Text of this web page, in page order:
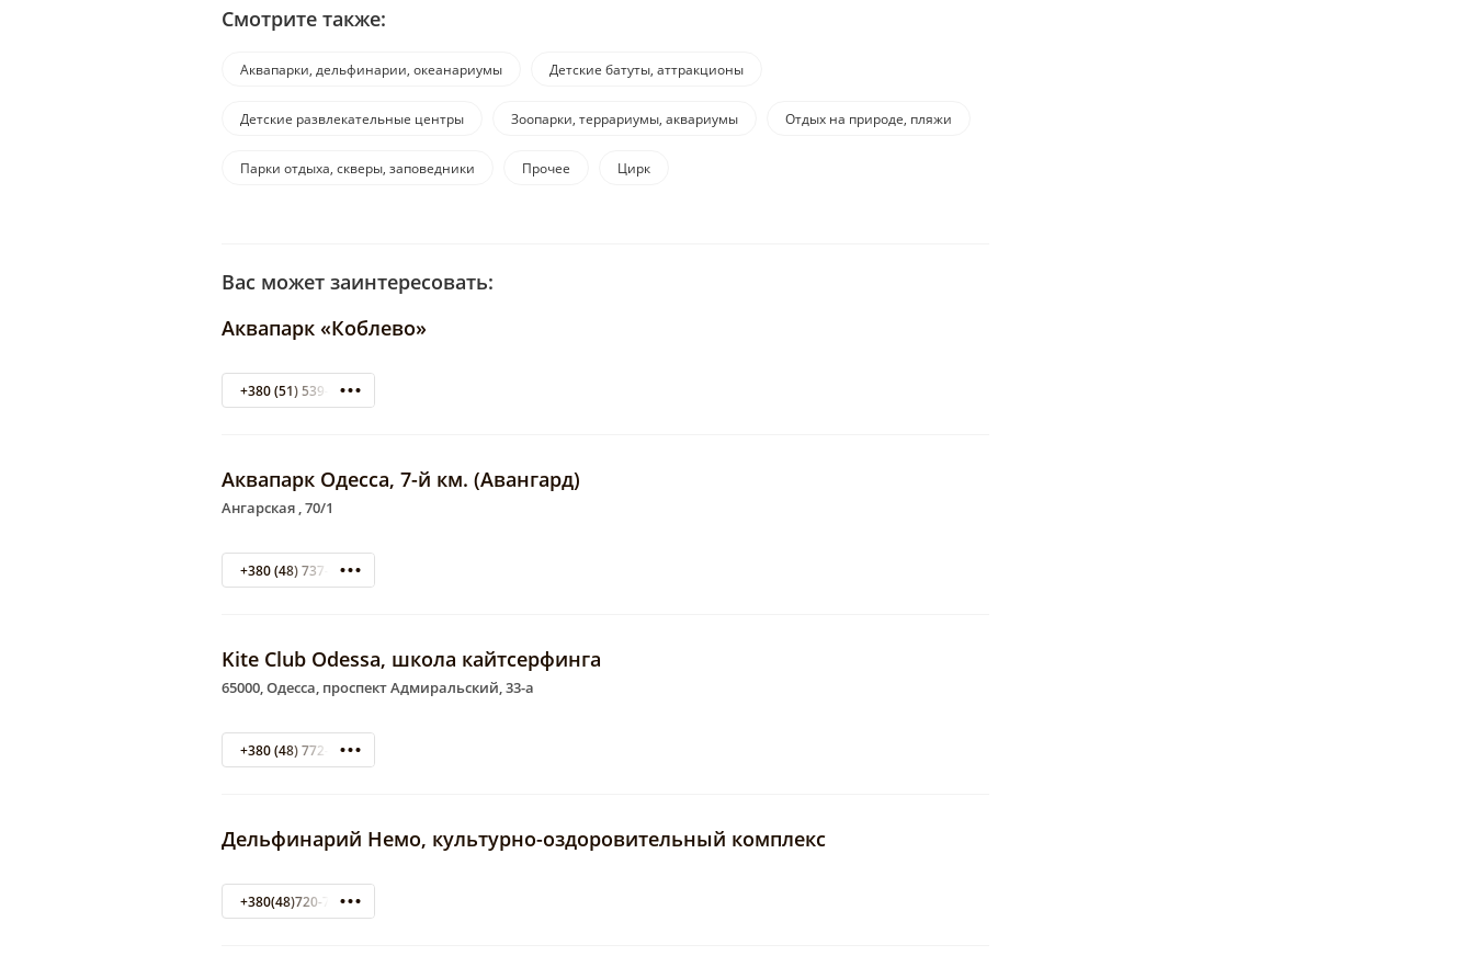
Смотрите также:
Аквапарки, дельфинарии, океанариумы Детские батуты, аттракционы
Детские развлекательные центры Зоопарки, террариумы, аквариумы Отдых на природе, пляжи
Парки отдыха, скверы, заповедники Прочее Цирк
Вас может заинтересовать:
Аквапарк «Коблево»
+380 (51) 539-71-10
Аквапарк Одесса, 7-й км. (Авангард)
Ангарская , 70/1
+380 (48) 737-80-08
Kite Club Odessa, школа кайтсерфинга
65000, Одесса, проспект Адмиральский, 33-а
+380 (48) 772-47-08
Дельфинарий Немо, культурно-оздоровительный комплекс
+380(48)720-70-70